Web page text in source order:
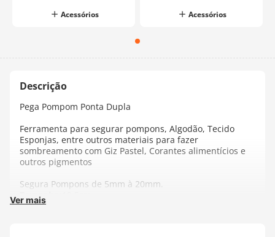
Acessórios Acessórios
Pega Pompom Ponta Dupla
Ferramenta para segurar pompons, Algodão, Tecido
Esponjas, entre outros materiais para fazer
sombreamento com Giz Pastel, Corantes alimentícios e
outros pigmentos
Segura Pompons de 5mm à 20mm.
Tamanho:
Diâmetro:
Ver mais